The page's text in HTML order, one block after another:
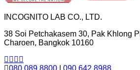
INCOGNITO LAB CO., LTD.
38 Soi Petchakasem 30, Pak Khlong
Charoen, Bangkok 10160
080 089 8800
090 642 8988